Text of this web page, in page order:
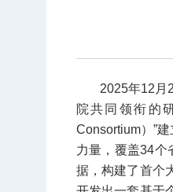
2025年12月
院共同领衔的
Consortium）”
力量，覆盖34个
据，构建了首个